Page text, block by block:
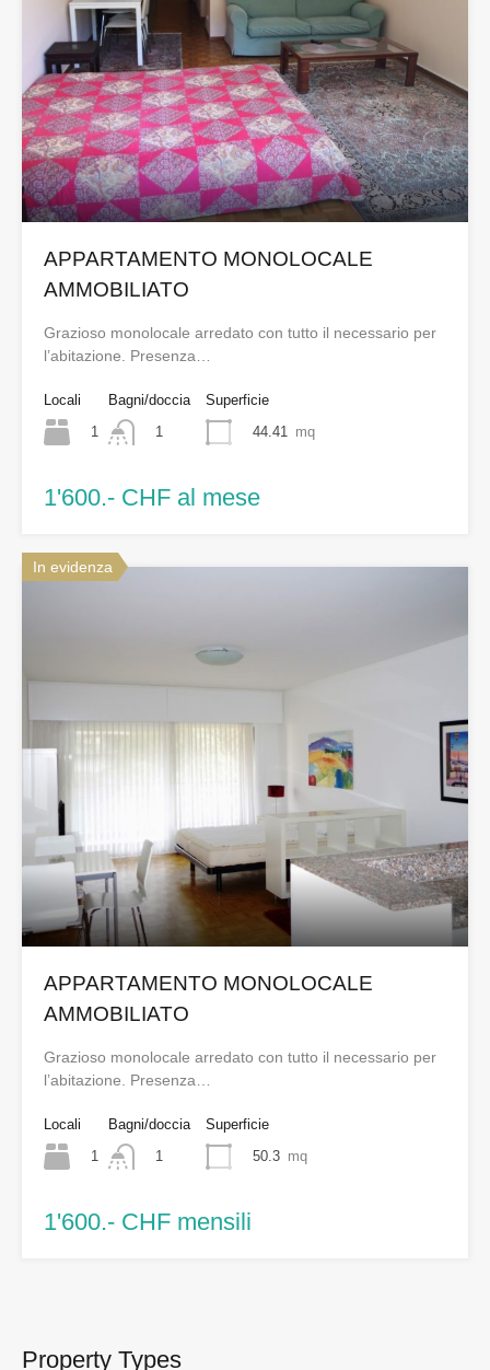
APPARTAMENTO MONOLOCALE
AMMOBILIATO
Grazioso monolocale arredato con tutto il necessario per
l’abitazione. Presenza…
Locali
1
Bagni/doccia
1
Superficie
44.41
mq
1'600.- CHF al mese
In evidenza
APPARTAMENTO MONOLOCALE
AMMOBILIATO
Grazioso monolocale arredato con tutto il necessario per
l’abitazione. Presenza…
Locali
1
Bagni/doccia
1
Superficie
50.3 mq
1'600.- CHF mensili
Property Types